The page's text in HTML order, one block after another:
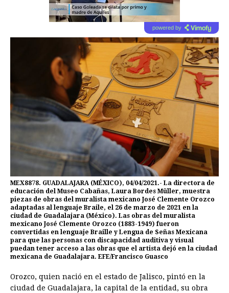
powered by
MEX8878. GUADALAJARA (MÉXICO), 04/04/2021.- La directora de
educación del Museo Cabañas, Laura Bordes Müller, muestra
piezas de obras del muralista mexicano José Clemente Orozco
adaptadas al lenguaje Braile, el 26 de marzo de 2021 en la
ciudad de Guadalajara (México). Las obras del muralista
mexicano José Clemente Orozco (1883-1949) fueron
convertidas en lenguaje Braille y Lengua de Señas Mexicana
para que las personas con discapacidad auditiva y visual
puedan tener acceso a las obras que el artista dejó en la ciudad
mexicana de Guadalajara. EFE/Francisco Guasco
Orozco, quien nació en el estado de Jalisco, pintó en la
ciudad de Guadalajara, la capital de la entidad, su obra